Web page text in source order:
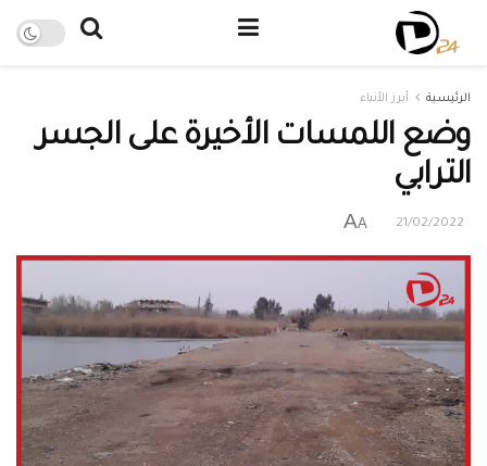
الرئيسية أبرز الأنباء
وضع اللمسات الأخيرة على الجسر
الترابي
21/02/2022
A
A